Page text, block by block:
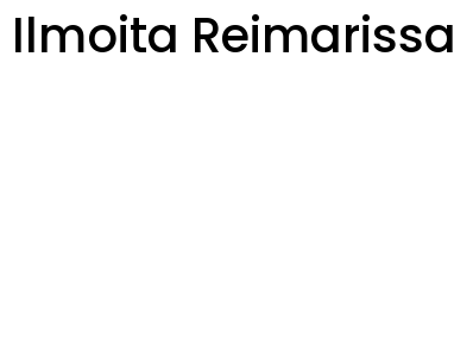
Ilmoita Reimarissa